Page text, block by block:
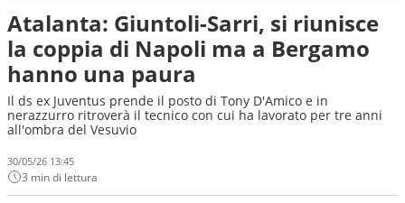
Atalanta: Giuntoli-Sarri, si riunisce
la coppia di Napoli ma a Bergamo
hanno una paura
Il ds ex Juventus prende il posto di Tony D'Amico e in
nerazzurro ritroverà il tecnico con cui ha lavorato per tre anni
all'ombra del Vesuvio
30/05/26 13:45
3 min di lettura